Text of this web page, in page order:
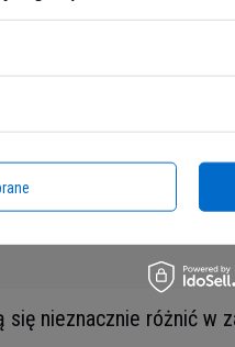
nieznacznie różnić w